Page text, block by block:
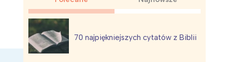
70 najpiękniejszych cytatów z Biblii